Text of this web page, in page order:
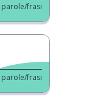
parole/frasi
parole/frasi